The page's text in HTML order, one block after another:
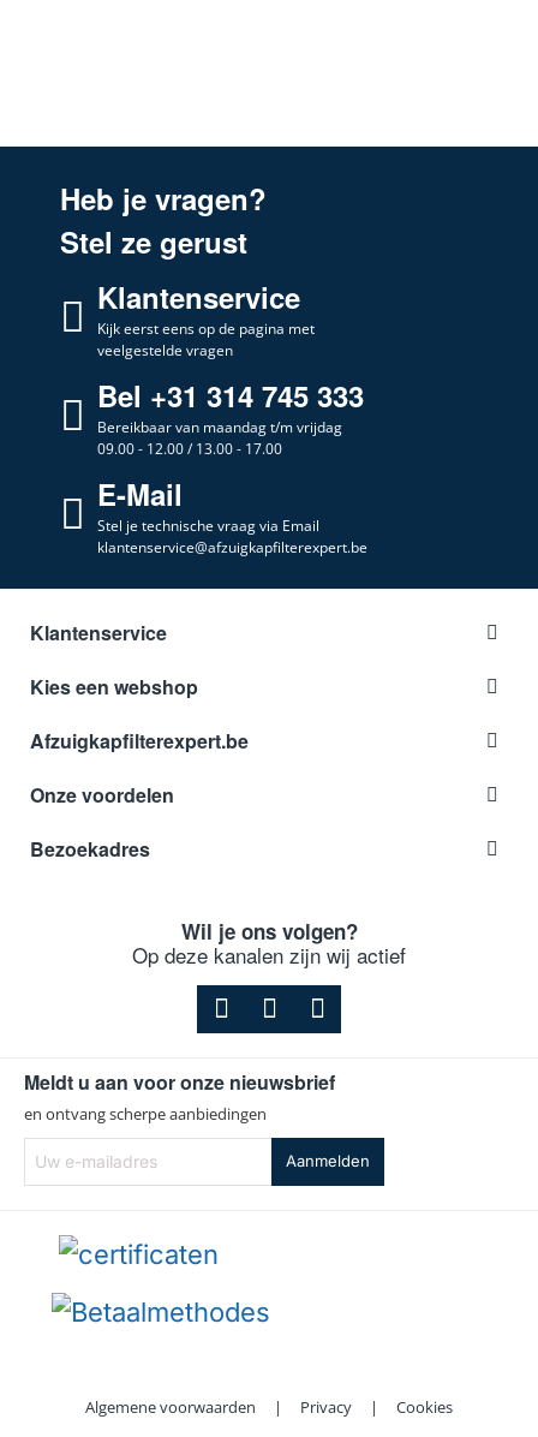
Heb je vragen?
Stel ze gerust
Klantenservice
Kijk eerst eens op de pagina met
veelgestelde vragen
Bel +31 314 745 333
Bereikbaar van maandag t/m vrijdag
09.00 - 12.00 / 13.00 - 17.00
E-Mail
Stel je technische vraag via Email
klantenservice@afzuigkapfilterexpert.be
Klantenservice
Kies een webshop
Afzuigkapfilterexpert.be
Onze voordelen
Bezoekadres
Wil je ons volgen?
Op deze kanalen zijn wij actief
Meldt u aan voor onze nieuwsbrief
en ontvang scherpe aanbiedingen
e-
mailadres
Aanmelden
Algemene voorwaarden | Privacy | Cookies